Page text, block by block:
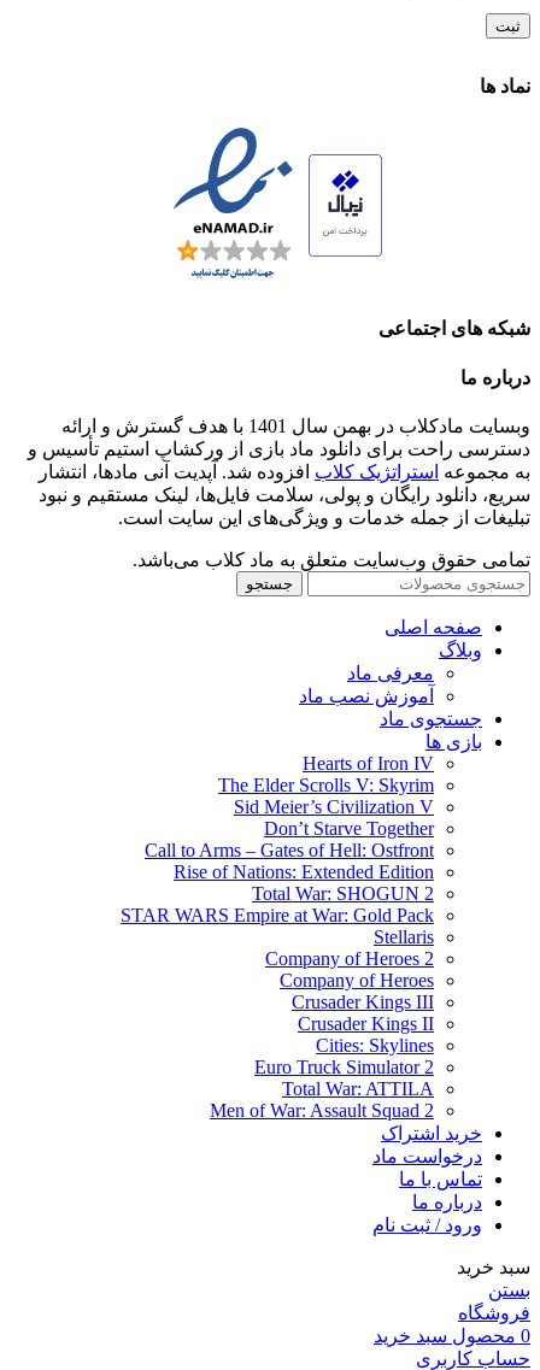
نماد ها
شبکه های اجتماعی
درباره ما
وبسایت مادکلاب در بهمن سال 1401 با هدف گسترش و ارائه
دسترسی راحت برای دانلود ماد بازی از ورکشاپ استیم تأسیس و
به مجموعه استراتژیک کلاب افزوده شد. آپدیت آنی مادها، انتشار
سریع، دانلود رایگان و پولی، سلامت فایل‌ها، لینک مستقیم و نبود
تبلیغات از جمله خدمات و ویژگی‌های این سایت است.
تمامی حقوق وب‌سایت متعلق به ماد کلاب می‌باشد.
جستجو
صفحه اصلی
وبلاگ
معرفی ماد
آموزش نصب ماد
جستجوی ماد
بازی ها
Hearts of Iron IV
The Elder Scrolls V: Skyrim
Sid Meier’s Civilization V
Don’t Starve Together
Call to Arms – Gates of Hell: Ostfront
Rise of Nations: Extended Edition
Total War: SHOGUN 2
STAR WARS Empire at War: Gold Pack
Stellaris
Company of Heroes 2
Company of Heroes
Crusader Kings III
Crusader Kings II
Cities: Skylines
Euro Truck Simulator 2
Total War: ATTILA
Men of War: Assault Squad 2
خرید اشتراک
درخواست ماد
تماس با ما
درباره ما
ورود / ثبت نام
سبد خرید
بستن
فروشگاه
0 محصول سبد خرید
حساب کاربری